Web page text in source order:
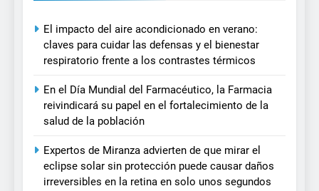
El impacto del aire acondicionado en verano:
claves para cuidar las defensas y el bienestar
respiratorio frente a los contrastes térmicos
En el Día Mundial del Farmacéutico, la Farmacia
reivindicará su papel en el fortalecimiento de la
salud de la población
Expertos de Miranza advierten de que mirar el
eclipse solar sin protección puede causar daños
irreversibles en la retina en solo unos segundos